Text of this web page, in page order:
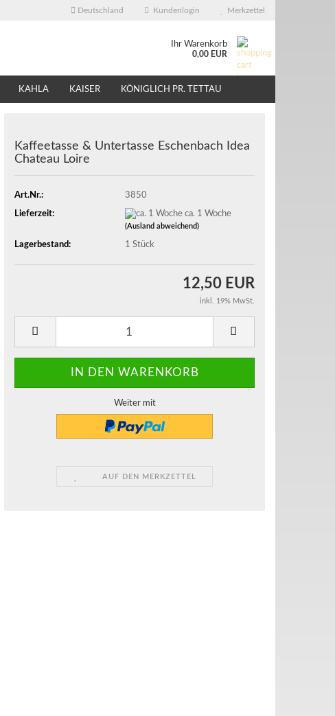
Deutschland Kundenlogin Merkzettel
Ihr Warenkorb
0,00 EUR
KAHLA KAISER KÖNIGLICH PR. TETTAU
Kaffeetasse & Untertasse Eschenbach Idea
Chateau Loire
Art.Nr.: 3850
Lieferzeit: ca. 1 Woche
(Ausland abweichend)
Lagerbestand: 1 Stück
12,50 EUR
inkl. 19% MwSt.
Weiter mit
AUF DEN MERKZETTEL